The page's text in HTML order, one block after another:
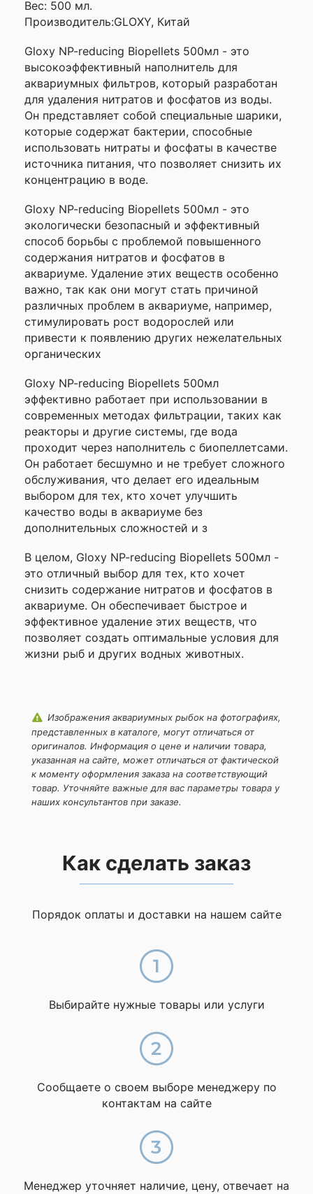
Вес: 500 мл.
Производитель:GLOXY, Китай
Gloxy NP-reducing Biopellets 500мл - это
высокоэффективный наполнитель для
аквариумных фильтров, который разработан
для удаления нитратов и фосфатов из воды.
Он представляет собой специальные шарики,
которые содержат бактерии, способные
использовать нитраты и фосфаты в качестве
источника питания, что позволяет снизить их
концентрацию в воде.
Gloxy NP-reducing Biopellets 500мл - это
экологически безопасный и эффективный
способ борьбы с проблемой повышенного
содержания нитратов и фосфатов в
аквариуме. Удаление этих веществ особенно
важно, так как они могут стать причиной
различных проблем в аквариуме, например,
стимулировать рост водорослей или
привести к появлению других нежелательных
органических
Gloxy NP-reducing Biopellets 500мл
эффективно работает при использовании в
современных методах фильтрации, таких как
реакторы и другие системы, где вода
проходит через наполнитель с биопеллетсами.
Он работает бесшумно и не требует сложного
обслуживания, что делает его идеальным
выбором для тех, кто хочет улучшить
качество воды в аквариуме без
дополнительных сложностей и з
В целом, Gloxy NP-reducing Biopellets 500мл -
это отличный выбор для тех, кто хочет
снизить содержание нитратов и фосфатов в
аквариуме. Он обеспечивает быстрое и
эффективное удаление этих веществ, что
позволяет создать оптимальные условия для
жизни рыб и других водных животных.
Ваше
имя
Комментарий
Я согласен с
Политикой
конфиденциальности
данного сайта
Изображения аквариумных рыбок на фотографиях,
представленных в каталоге, могут отличаться от
оригиналов. Информация о цене и наличии товара,
указанная на сайте, может отличаться от фактической
к моменту оформления заказа на соответствующий
товар. Уточняйте важные для вас параметры товара у
наших консультантов при заказе.
Как сделать заказ
Порядок оплаты и доставки на нашем сайте
Выбирайте нужные товары или услуги
Сообщаете о своем выборе менеджеру по
контактам на сайте
Менеджер уточняет наличие, цену, отвечает на